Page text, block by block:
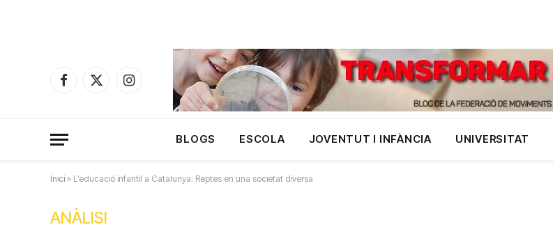
Facebook
X
Instagram
BLOGS ESCOLA JOVENTUT I INFÀNCIA UNIVERSITAT
Inici » L’educació infantil a Catalunya: Reptes en una societat diversa
ANÀLISI